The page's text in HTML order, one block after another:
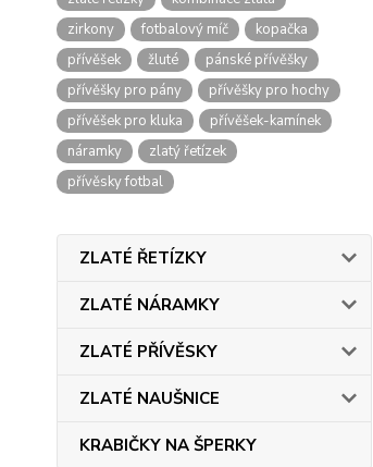
zirkony
fotbalový míč
kopačka
přívěšek
žluté
pánské přívěšky
přívěšky pro pány
přívěšky pro hochy
přívěšek pro kluka
přívěšek-kamínek
náramky
zlatý řetízek
přívěsky fotbal
ZLATÉ ŘETÍZKY
ZLATÉ NÁRAMKY
ZLATÉ PŘÍVĚSKY
ZLATÉ NAUŠNICE
KRABIČKY NA ŠPERKY